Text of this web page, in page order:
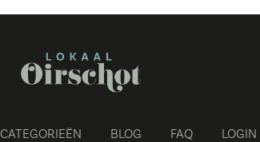
CATEGORIEËN BLOG FAQ LOGIN